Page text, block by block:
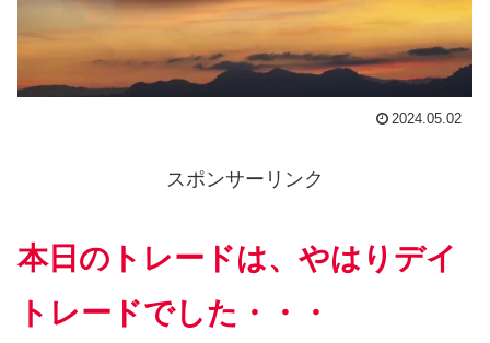
2024.05.02
スポンサーリンク
本日のトレードは、やはりデイ
トレードでした・・・